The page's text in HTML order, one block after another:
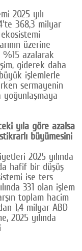
2025 yılı
368,3 milyar
üzerine
%15 azalarak
giderek daha
işlemlerle
sermayenin
yıla göre azalsa
büyümesini
2025 yılında
hafif bir düşüş
ise ters
331 olan işlem
toplam hacim
1,4 milyar ABD
2025 yılında